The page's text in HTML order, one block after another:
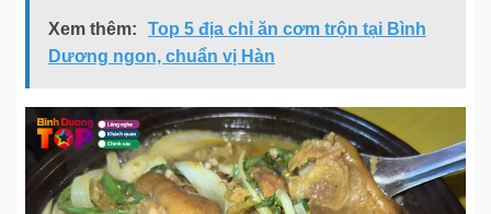
Xem thêm:
Top 5 địa chỉ ăn cơm trộn tại Bình
Dương ngon, chuẩn vị Hàn